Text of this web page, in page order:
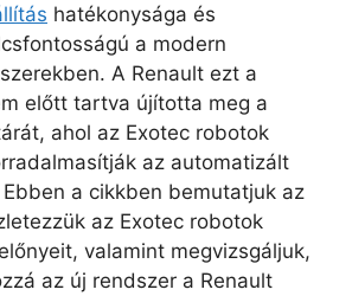
hatékonysága és
a modern
A Renault ezt a
előtt tartva újította meg a
ahol az Exotec robotok
az automatizált
a cikkben bemutatjuk az
az Exotec robotok
valamint megvizsgáljuk,
az új rendszer a Renault